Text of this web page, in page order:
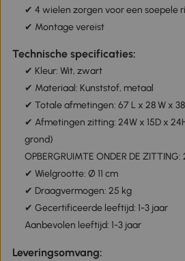
✔ 4 wielen zorgen voor een soepele
✔ Montage vereist
Technische specificaties:
✔ Kleur: Wit, zwart
✔ Materiaal: Kunststof, metaal
✔ Totale afmetingen: 67 L x 28 W x
✔ Afmetingen zitting: 24W x 15D x
grond)
OPBERGRUIMTE ONDER DE ZITTING:
✔ Wielgrootte: Ø 11 cm
✔ Draagvermogen: 25 kg
✔ Gecertificeerde leeftijd: 1-3 jaar
Aanbevolen leeftijd: 1-3 jaar
Leveringsomvang: